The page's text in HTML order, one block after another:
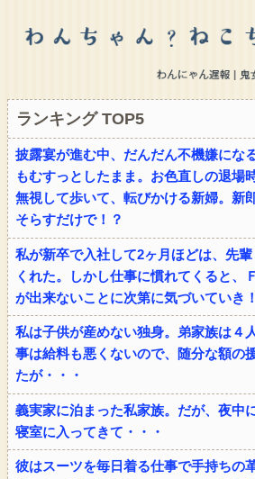
ランキング TOP5
披露宴が進む中、だんだん不機嫌にな
もむすっとしたまま。お色直しの退場
無視して歩いて、転びかける新婦。新
そらすだけで！？
私が新卒で入社して2ヶ月ほどは、先
くれた。しかし仕事に慣れてくると、
が出来ないことに次第に気づいていき
私は子供が産めない独身。弟家族は４
事は給料も悪くないので、随分な額の
たが・・・
義実家に泊まった私家族。だが、夜中
寝室に入ってきて・・・
彼はスーツを毎日着る仕事で手持ちの